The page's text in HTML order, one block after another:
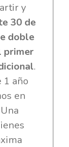
y
30 de
doble
primer
.
1 año
en